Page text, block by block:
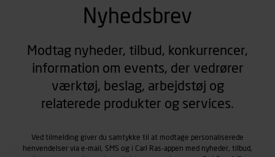
Nyhedsbrev
Modtag nyheder, tilbud, konkurrencer,
information om events, der vedrører
værktøj, beslag, arbejdstøj og
relaterede produkter og services.
Ved tilmelding giver du samtykke til at modtage personaliserede
henvendelser via e-mail, SMS og i Carl Ras-appen med nyheder, tilbud,